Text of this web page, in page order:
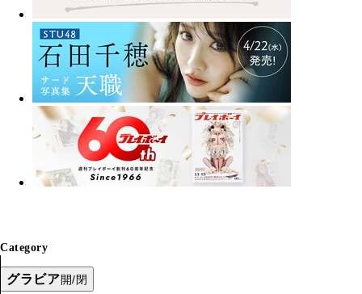
Category
グラビア開/閉